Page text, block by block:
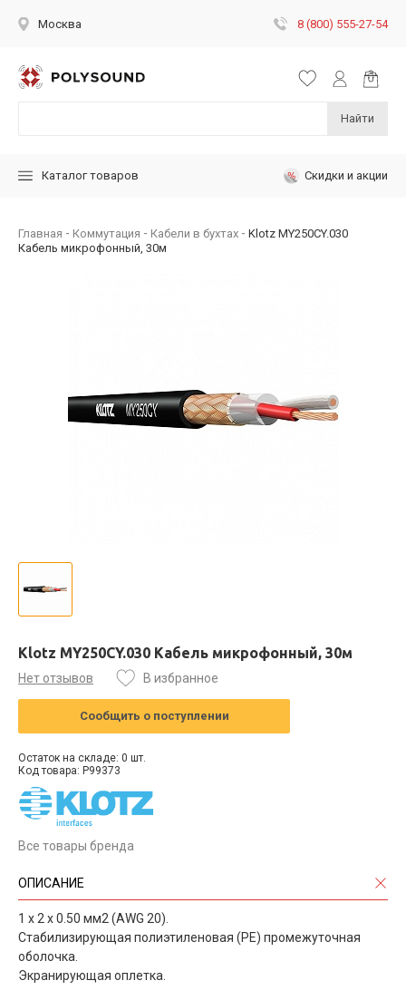
Москва 8 (800) 555-27-54
Найти
Каталог товаров Скидки и акции
Главная Коммутация Кабели в бухтах
Klotz MY250CY.030
Кабель микрофонный, 30м
Klotz MY250CY.030 Кабель микрофонный, 30м
Нет отзывов В избранное
Сообщить о поступлении
Остаток на складе: 0 шт.
Код товара: P99373
Все товары бренда
ОПИСАНИЕ
1 x 2 x 0.50 мм2 (AWG 20).
Стабилизирующая полиэтиленовая (PE) промежуточная
оболочка.
Экранирующая оплетка.